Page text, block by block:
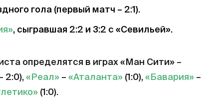
гола (первый матч – 2:1).
, сыгравшая 2:2 и 3:2 с «Севильей».
определятся в играх «Ман Сити» –
2:0), «Реал» – «Аталанта» (1:0), «Бавария» –
(1:0).